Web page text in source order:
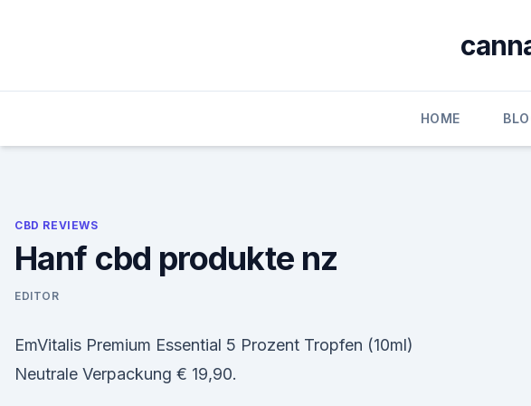
HOME
CBD REVIEWS
Hanf cbd produkte nz
EDITOR
EmVitalis Premium Essential 5 Prozent Tropfen (10ml)
Neutrale Verpackung € 19,90.